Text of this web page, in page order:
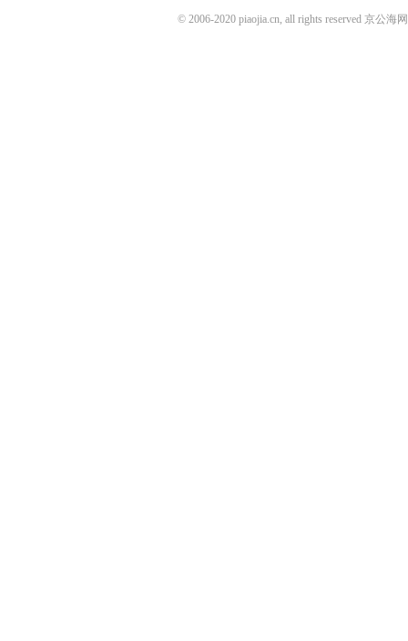
© 2006-2020 piaojia.cn, all rights reserved 京公海